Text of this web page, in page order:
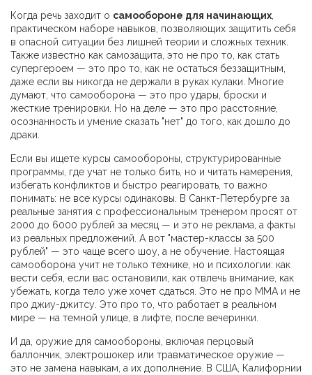
Когда речь заходит о самообороне для начинающих
практическом наборе навыков, позволяющих защитить себя
в опасной ситуации без лишней теории и сложных техник
Также известно как самозащита , это не про то, как стать
супергероем — это про то, как не остаться беззащитным,
даже если вы никогда не держали в руках кулаки.
Многие
думают, что самооборона — это про удары, броски и
жесткие тренировки. Но на деле — это про расстояние,
осознанность и умение сказать "нет" до того, как дошло до
драки.
Если вы ищете курсы самообороны структурированные
программы, где учат не только бить, но и читать намерения,
избегать конфликтов и быстро реагировать , то важно
понимать: не все курсы одинаковы. В Санкт-Петербурге за
реальные занятия с профессиональным тренером просят от
2000 до 6000 рублей за месяц — и это не реклама, а факты
из реальных предложений. А вот "мастер-классы за 500
рублей" — это чаще всего шоу, а не обучение. Настоящая
самооборона учит не только технике, но и психологии: как
вести себя, если вас остановили, как отвлечь внимание, как
убежать, когда тело уже хочет сдаться. Это не про ММА и не
про джиу-джитсу. Это про то, что работает в реальном
мире — на темной улице, в лифте, после вечеринки.
И да, оружие для самообороны включая перцовый
баллончик, электрошокер или травматическое оружие —
это не замена навыкам, а их дополнение . В США, Калифорнии